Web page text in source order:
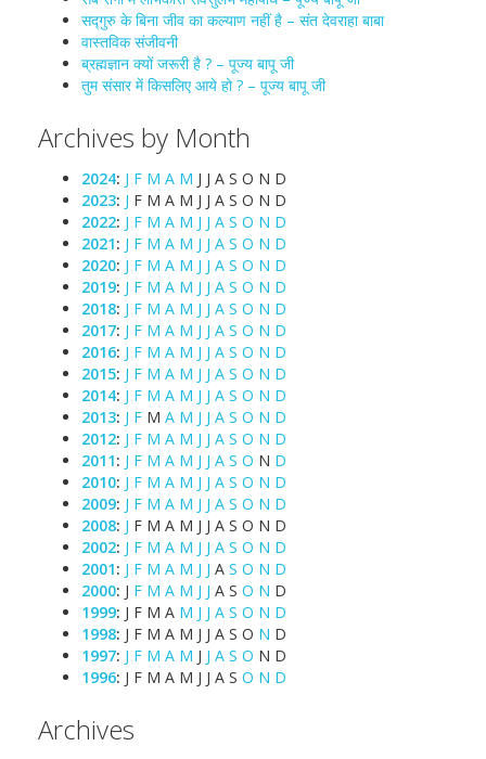
सद्गुरु के बिना जीव का कल्याण नहीं है – संत देवराहा बाबा
वास्तविक संजीवनी
ब्रह्मज्ञान क्यों जरूरी है ? – पूज्य बापू जी
तुम संसार में किसलिए आये हो ? – पूज्य बापू जी
Archives by Month
2024: J F M A M J J A S O N D
2023: J F M A M J J A S O N D
2022: J F M A M J J A S O N D
2021: J F M A M J J A S O N D
2020: J F M A M J J A S O N D
2019: J F M A M J J A S O N D
2018: J F M A M J J A S O N D
2017: J F M A M J J A S O N D
2016: J F M A M J J A S O N D
2015: J F M A M J J A S O N D
2014: J F M A M J J A S O N D
2013: J F M A M J J A S O N D
2012: J F M A M J J A S O N D
2011: J F M A M J J A S O N D
2010: J F M A M J J A S O N D
2009: J F M A M J J A S O N D
2008: J F M A M J J A S O N D
2002: J F M A M J J A S O N D
2001: J F M A M J J A S O N D
2000: J F M A M J J A S O N D
1999: J F M A M J J A S O N D
1998: J F M A M J J A S O N D
1997: J F M A M J J A S O N D
1996: J F M A M J J A S O N D
Archives